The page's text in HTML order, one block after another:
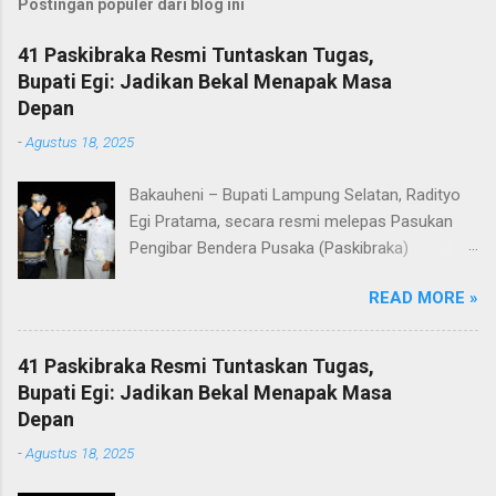
Postingan populer dari blog ini
41 Paskibraka Resmi Tuntaskan Tugas,
Bupati Egi: Jadikan Bekal Menapak Masa
Depan
-Agustus 18, 2025
Bakauheni – Bupati Lampung Selatan, Radityo
Egi Pratama, secara resmi melepas Pasukan
Pengibar Bendera Pusaka (Paskibraka)
Pelepasan dilakukan usai upacara penurunan
bendera di Lapangan Menara Siger, Bakauheni,
Minggu malam (17/8/2025). Sebanyak 41
anggota Paskibraka yang sebelumnya sukses
mengibarkan Sang Saka Merah Putih pada
Indonesia di Kabupaten Lampung Selatan, kini
READ MORE »
41 Paskibraka Resmi Tuntaskan Tugas,
Bupati Egi: Jadikan Bekal Menapak Masa
Depan
-Agustus 18, 2025